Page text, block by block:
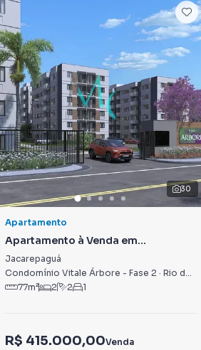
30
Apartamento
Apartamento à Venda em
Jacarepaguá
Jacarepaguá
Condomínio Vitale Árbore - Fase 2 · Rio de Janeiro
77m² 2 2 1
R$ 415.000,00Venda